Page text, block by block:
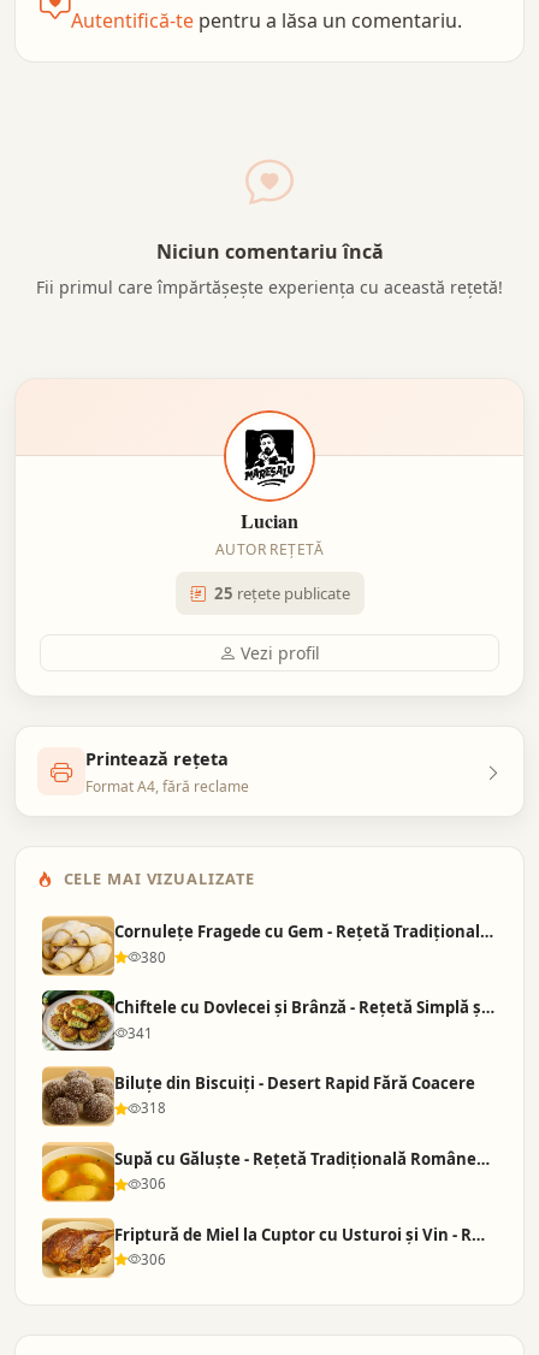
Autentifică-te pentru a lăsa un comentariu.
Niciun comentariu încă
Fii primul care împărtășește experiența cu această rețetă!
Lucian
AUTOR REȚETĂ
25 rețete publicate
Vezi profil
Printează rețeta
Format A4, fără reclame
CELE MAI VIZUALIZATE
Cornulețe Fragede cu Gem - Rețetă Tradițională d…
380
Chiftele cu Dovlecei și Brânză - Rețetă Simplă ș…
341
Biluțe din Biscuiți - Desert Rapid Fără Coacere
318
Supă cu Găluște - Rețetă Tradițională Românească
306
Friptură de Miel la Cuptor cu Usturoi și Vin - R…
306